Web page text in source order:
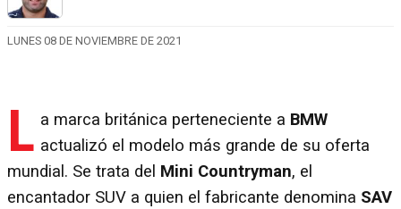
LUNES 08 DE NOVIEMBRE DE 2021
L a marca británica perteneciente a BMW
actualizó el modelo más grande de su oferta
mundial. Se trata del Mini Countryman, el
encantador SUV a quien el fabricante denomina SAV